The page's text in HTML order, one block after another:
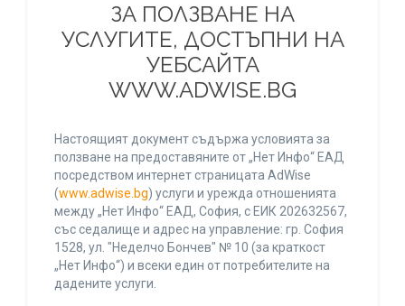
ЗА ПОЛЗВАНЕ НА
УСЛУГИТЕ, ДОСТЪПНИ НА
УЕБСАЙТА
WWW.ADWISE.BG
Настоящият документ съдържа условията за
ползване на предоставяните от „Нет Инфо“ ЕАД
посредством интернет страницата AdWise
(www.adwise.bg) услуги и урежда отношенията
между „Нет Инфо“ ЕАД, София, с ЕИК 202632567,
със седалище и адрес на управление: гр. София
1528, ул. "Неделчо Бончев" № 10 (за краткост
„Нет Инфо“) и всеки един от потребителите на
дадените услуги.